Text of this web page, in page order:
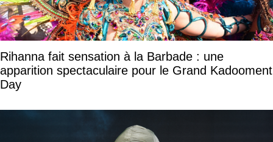
Rihanna fait sensation à la Barbade : une
apparition spectaculaire pour le Grand Kadooment
Day